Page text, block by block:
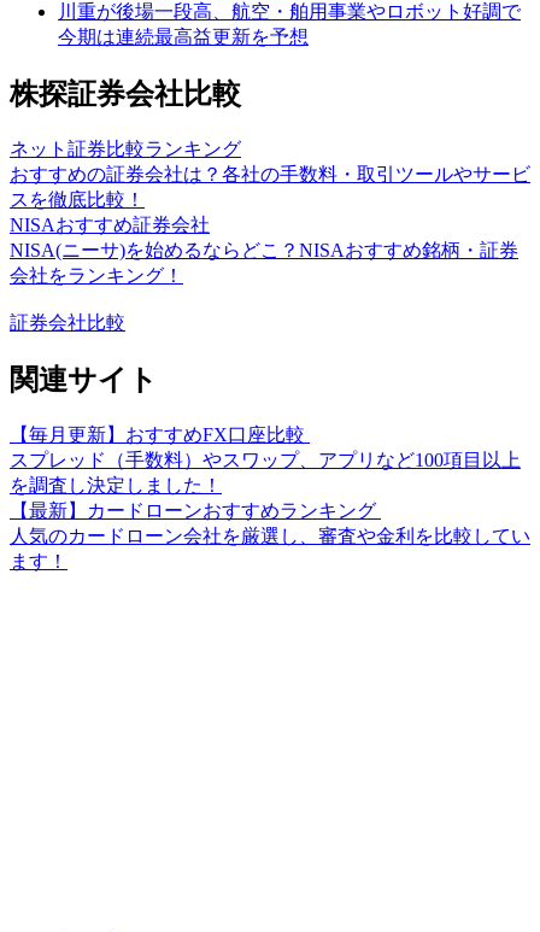
川重が後場一段高、航空・舶用事業やロボット好調で
今期は連続最高益更新を予想
株探証券会社比較
ネット証券比較ランキング
おすすめの証券会社は？各社の手数料・取引ツールやサービ
スを徹底比較！
NISAおすすめ証券会社
NISA(ニーサ)を始めるならどこ？NISAおすすめ銘柄・証券
会社をランキング！
証券会社比較
関連サイト
【毎月更新】おすすめFX口座比較
スプレッド（手数料）やスワップ、アプリなど100項目以上
を調査し決定しました！
【最新】カードローンおすすめランキング
人気のカードローン会社を厳選し、審査や金利を比較してい
ます！